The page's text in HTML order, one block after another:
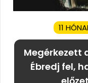
11
Megérkezett
Ébredj fel,